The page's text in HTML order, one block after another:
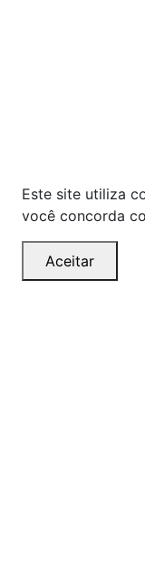
Este site utiliza
você concorda
Aceitar